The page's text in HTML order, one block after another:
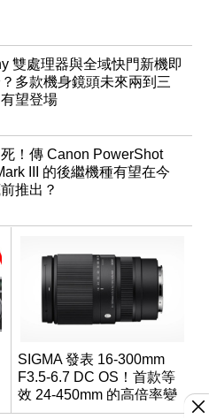
雙處理器與全域快門新機即
多款機身鏡頭未來兩到三
望登場
！傳 Canon PowerShot
III 的後繼機種有望在今
推出？
SIGMA 發表 16-300mm
F3.5-6.7 DC OS！首款等
效 24-450mm 的高倍率變
焦旅遊鏡頭